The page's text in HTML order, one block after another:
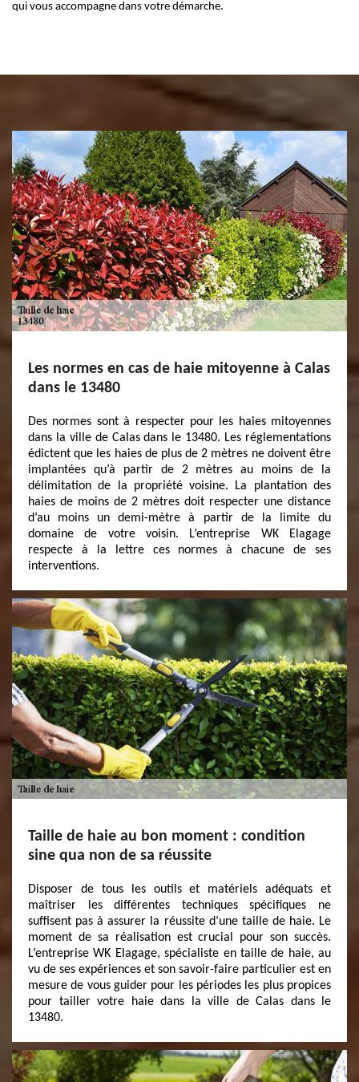
qui vous accompagne dans votre démarche.
Les normes en cas de haie mitoyenne à Calas
dans le 13480
Des normes sont à respecter pour les haies mitoyennes
dans la ville de Calas dans le 13480. Les réglementations
édictent que les haies de plus de 2 mètres ne doivent être
implantées qu’à partir de 2 mètres au moins de la
délimitation de la propriété voisine. La plantation des
haies de moins de 2 mètres doit respecter une distance
d’au moins un demi-mètre à partir de la limite du
domaine de votre voisin. L’entreprise WK Elagage
respecte à la lettre ces normes à chacune de ses
interventions.
Taille de haie au bon moment : condition
sine qua non de sa réussite
Disposer de tous les outils et matériels adéquats et
maîtriser les différentes techniques spécifiques ne
suffisent pas à assurer la réussite d’une taille de haie. Le
moment de sa réalisation est crucial pour son succès.
L’entreprise WK Elagage, spécialiste en taille de haie, au
vu de ses expériences et son savoir-faire particulier est en
mesure de vous guider pour les périodes les plus propices
pour tailler votre haie dans la ville de Calas dans le
13480.